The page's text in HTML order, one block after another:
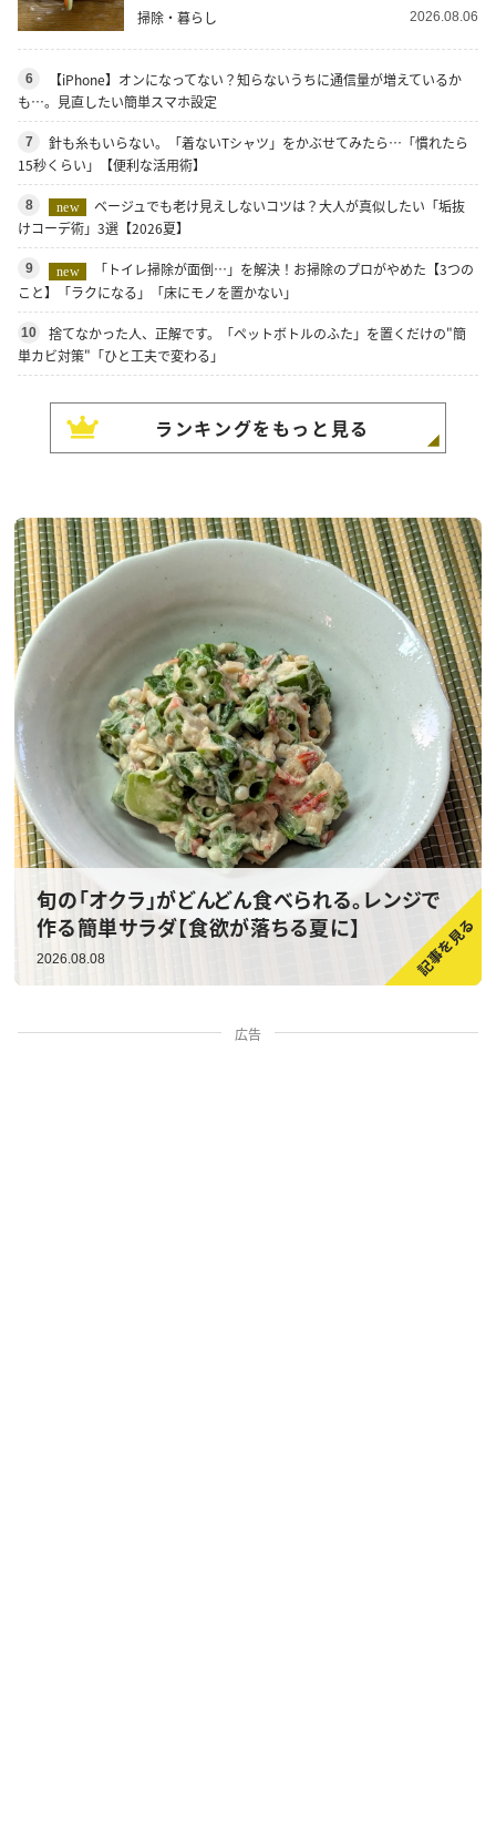
掃除・暮らし 2026.08.06
6
【iPhone】オンになってない？知らないうちに通信量が増えているか
も…。見直したい簡単スマホ設定
7
針も糸もいらない。「着ないTシャツ」をかぶせてみたら…「慣れたら
15秒くらい」【便利な活用術】
8 new
ベージュでも老け見えしないコツは？大人が真似したい「垢抜
けコーデ術」3選【2026夏】
9 new
「トイレ掃除が面倒…」を解決！お掃除のプロがやめた【3つの
こと】「ラクになる」「床にモノを置かない」
10
捨てなかった人、正解です。「ペットボトルのふた」を置くだけの"簡
単カビ対策"「ひと工夫で変わる」
ランキングをもっと見る
旬の「オクラ」がどんどん食べられる。レンジで
作る簡単サラダ【食欲が落ちる夏に】
2026.08.08
広告